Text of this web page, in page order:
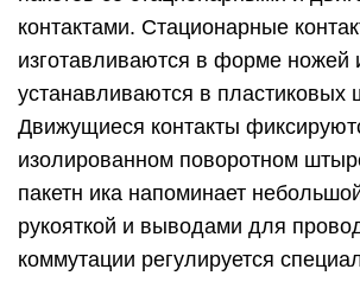
контактами. Стационарные
изготавливаются в форме ножей
устанавливаются в пластиковых
Движущиеся контакты
изолированном поворотном
пакетн ика напоминает
рукояткой и выводами для
коммутации регулируется